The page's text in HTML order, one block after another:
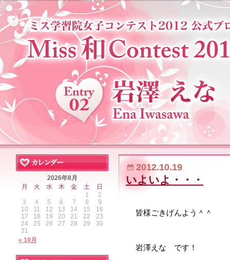
2012.10.19
いよいよ・・・
皆様ごきげんよう＾＾
岩澤えな です！
2026年8月
月
火 水 木 金 土 日
« 10月
1
2
3
4 5 6 7 8
9
10
11 12 13 14 15
16
17
18 19 20 21 22
23
24
25 26 27 28 29
30
31